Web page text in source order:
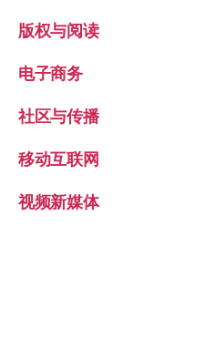
版权与阅读
电子商务
社区与传播
移动互联网
视频新媒体